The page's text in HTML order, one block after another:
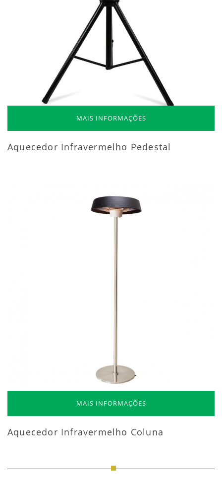
MAIS INFORMAÇÕES
Aquecedor Infravermelho Pedestal
MAIS INFORMAÇÕES
Aquecedor Infravermelho Coluna